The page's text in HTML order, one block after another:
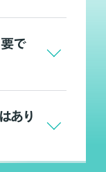
で
あり